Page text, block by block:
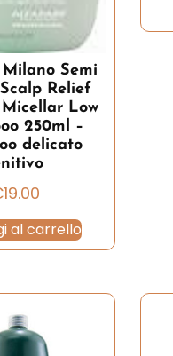
Semi
Relief
Low
250ml –
delicato
19.00
al carrello